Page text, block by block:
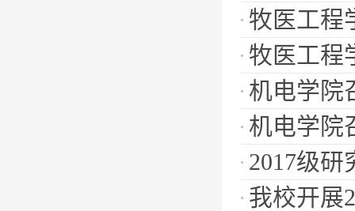
牧医工程
牧医工程
机电学院
机电学院
2017级
我校开展